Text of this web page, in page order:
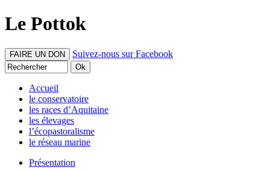
Le Pottok
FAIRE UN DON Suivez-nous sur Facebook
Accueil
le conservatoire
les races d’Aquitaine
les élevages
l’écopastoralisme
le réseau marine
Présentation